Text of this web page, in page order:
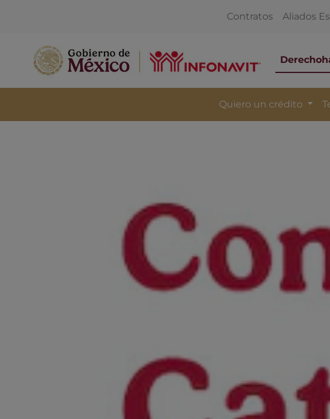
Contratos Aliados
Quiero un crédito